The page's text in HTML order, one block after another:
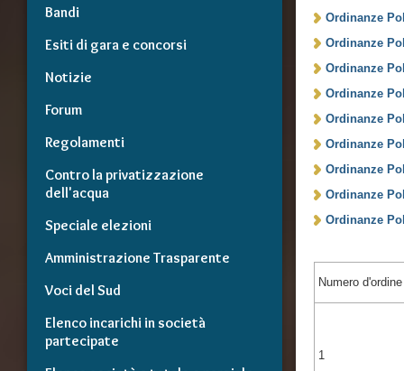
Bandi
Esiti di gara e concorsi
Notizie
Forum
Regolamenti
Contro la privatizzazione
dell'acqua
Speciale elezioni
Amministrazione Trasparente
Voci del Sud
Elenco incarichi in società
partecipate
Ordinanze
Ordinanze
Ordinanze
Ordinanze
Ordinanze
Ordinanze
Ordinanze
Ordinanze
Ordinanze
Numero d'ordine
1